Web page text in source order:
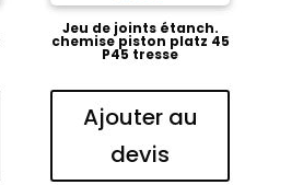
Jeu de joints étanch.
chemise piston platz 45
P45 tresse
Ajouter au
devis